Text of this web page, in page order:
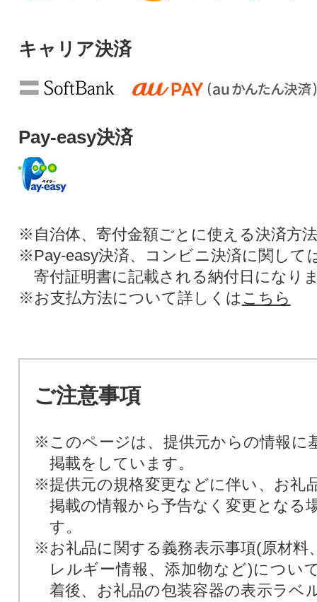
キャリア決済
Pay-easy決済
※自治体、寄付金額ごとに使える決済方
※Pay-easy決済、コンビニ決済に関して
寄付証明書に記載される納付日になり
※お支払方法について詳しくは こちら
ご注意事項
※このページは、提供元からの情報に
掲載をしています。
※提供元の規格変更などに伴い、お礼
掲載の情報から予告なく変更となる
す。
※お礼品に関する義務表示事項(原材料
レルギー情報、添加物など)につい
着後、お礼品の包装容器の表示ラベ